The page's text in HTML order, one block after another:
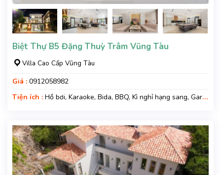
Biệt Thự B5 Đặng Thuỳ Trâm Vũng Tàu
Villa Cao Cấp Vũng Tàu
Giá : 0912058982
Tiện ích : Hồ bơi, Karaoke, Bida, BBQ, Kì nghỉ hạng sang, Gara